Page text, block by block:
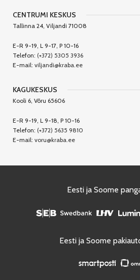
CENTRUMI KESKUS
Tallinna 24, Viljandi 71008
E-R 9-19, L 9-17, P 10-16
Telefon: (+372) 5305 3936
E-mail: viljandi@kraba.ee
KAGUKESKUS
Kooli 6, Võru 65606
E-R 9-19, L 9-18, P 10-16
Telefon: (+372) 5635 9810
E-mail: voru@kraba.ee
Eesti ja Soome
Eesti ja Soome